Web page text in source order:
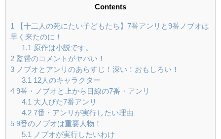
Contents
1
【十二人の死にたい子どもたち】7番アンリと9番ノブオは
早く来たのに！
1.1
原作は小説です。
2 監督のコメントがヤバい！
3 ノブオとアンリのあらすじ！深い！おもしろい！
3.1 12人のキャラクター
4 9番・ノブオと上から目線の7番・アンリ
4.1 大人びた7番アンリ
4.27番・アンリが実行したい理由
5 9番のノブオは重要人物！
5.1
ノブオが実行したいわけ